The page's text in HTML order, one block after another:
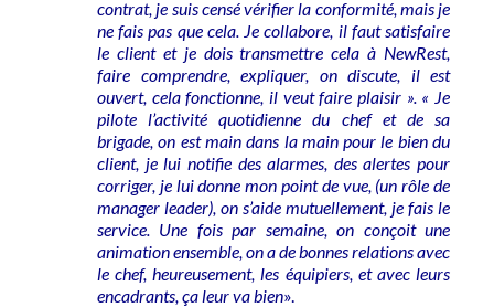
contrat, je suis censé vérifier la conformité, mais je
ne fais pas que cela. Je collabore, il faut satisfaire
le client et je dois transmettre cela à NewRest,
faire comprendre, expliquer, on discute, il est
ouvert, cela fonctionne, il veut faire plaisir ». « Je
pilote l’activité quotidienne du chef et de sa
brigade, on est main dans la main pour le bien du
client, je lui notifie des alarmes, des alertes pour
corriger, je lui donne mon point de vue, (un rôle de
manager leader), on s’aide mutuellement, je fais le
service. Une fois par semaine, on conçoit une
animation ensemble, on a de bonnes relations avec
le chef, heureusement, les équipiers, et avec leurs
encadrants, ça leur va bien».